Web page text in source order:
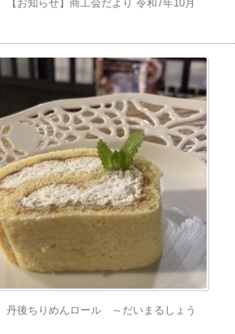
【お知らせ】商工会だより 令和7年10月
丹後ちりめんロール ～だいまるしょう